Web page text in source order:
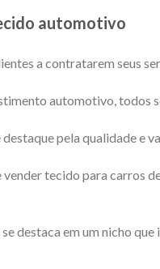
automotivo
a contratarem seus
automotivo, todos
pela qualidade e
vender tecido para carros
destaca em um nicho